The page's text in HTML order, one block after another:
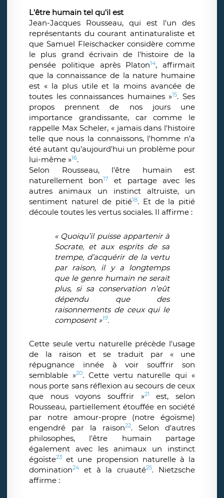
L'être humain tel qu'il est
Jean-Jacques Rousseau, qui est l'un des
représentants du courant antinaturaliste et
que Samuel Fleischacker considère comme
le plus grand écrivain de l'histoire de la
pensée politique après Platon14, affirmait
que la connaissance de la nature humaine
est « la plus utile et la moins avancée de
toutes les connaissances humaines »15. Ses
propos prennent de nos jours une
importance grandissante, car comme le
rappelle Max Scheler, « jamais dans l'histoire
telle que nous la connaissons, l'homme n'a
été autant qu'aujourd'hui un problème pour
lui-même »16.
Selon Rousseau, l'être humain est
naturellement bon17
et partage avec les
autres animaux un instinct altruiste, un
sentiment naturel de pitié18. Et de la pitié
découle toutes les vertus sociales. Il affirme :
« Quoiqu’il puisse appartenir à
Socrate, et aux esprits de sa
trempe, d’acquérir de la vertu
par raison, il y a longtemps
que le genre humain ne serait
plus, si sa conservation n’eût
dépendu que des
raisonnements de ceux qui le
composent »19.
Cette seule vertu naturelle précède l'usage
de la raison et se traduit par « une
répugnance innée à voir souffrir son
semblable »20. Cette vertu naturelle qui «
nous porte sans réflexion au secours de ceux
que nous voyons souffrir »21
est, selon
Rousseau, partiellement étouffée en société
par notre amour-propre (notre égoïsme)
engendré par la raison22. Selon d'autres
philosophes, l'être humain partage
également avec les animaux un instinct
égoïste23 et une propension naturelle à la
domination24et à la cruauté25. Nietzsche
affirme :